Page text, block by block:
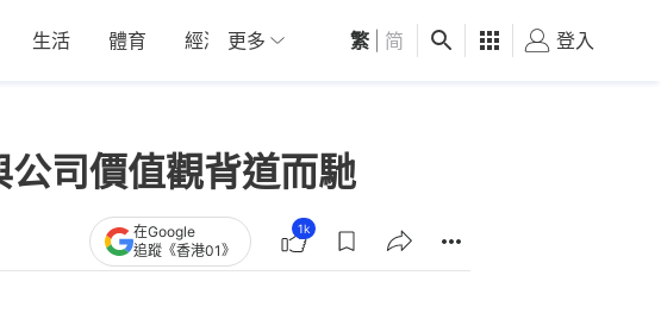
生活 體育 經濟 01深圳 觀點 健康 好食玩飛
更多 繁 简 登入
司價值觀背道而馳
在Google
追蹤《香港01》
1k